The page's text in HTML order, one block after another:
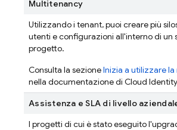
Multitenancy
Utilizzando i tenant, puoi creare più
utenti e configurazioni all'interno di un
progetto.
Consulta la sezioneInizia a utilizzare
nella documentazione di Cloud
Assistenza e SLA di livello
I progetti di cui è stato eseguito